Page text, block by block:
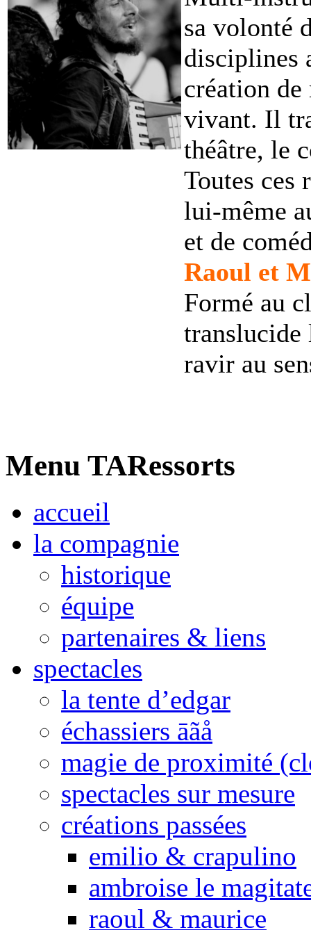
sa volonté
disciplines
création de
vivant. Il
théâtre, le
Toutes ces
lui-même
et de
Raoul et
Formé au
translucide
ravir au
Menu TARessorts
accueil
la compagnie
historique
équipe
partenaires & liens
spectacles
la tente d’edgar
échassiers āãå
magie de proximité
spectacles sur mesure
créations passées
emilio & crapulino
ambroise le
raoul & maurice